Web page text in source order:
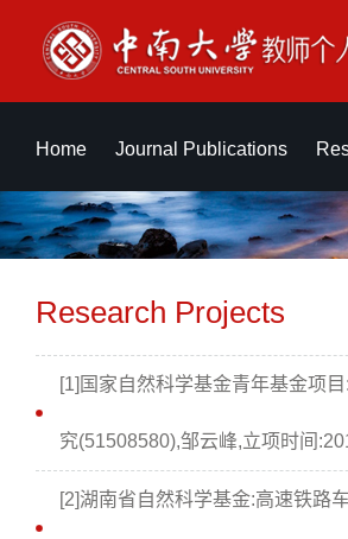
Home Journal Publications
Research Projects
[1]国家自然科学基金青年基金项
究(51508580),邹云峰,立项时间
[2]湖南省自然科学基金:高速铁路